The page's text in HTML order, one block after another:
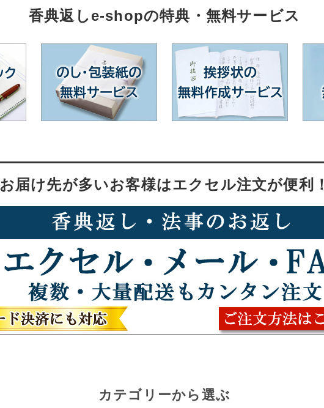
香典返しe-shopの特典・無料サービス
お届け先が多いお客様はエクセル注文が便利！
カテゴリーから選ぶ